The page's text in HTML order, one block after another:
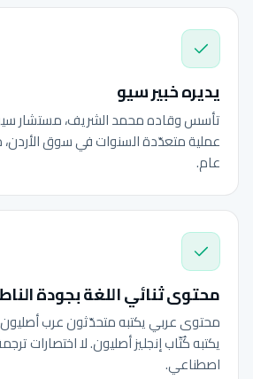
يديره خبير سيو
تأسس وقاده محمد الشريف، مستشار
عملية متعدّدة السنوات في سوق
عام.
محتوى ثنائي اللغة بجودة
محتوى عربي يكتبه متحدّثون عرب
يكتبه كُتّاب إنجليز أصليون. لا اختصارات
اصطناعي.